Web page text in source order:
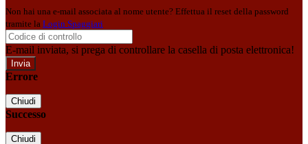
Non hai una e-mail associata al nome utente? Effettua il reset della password
tramite la Login Spaggiari
E-mail inviata, si prega di controllare la casella di posta elettronica!
Errore
Chiudi
Successo
Chiudi